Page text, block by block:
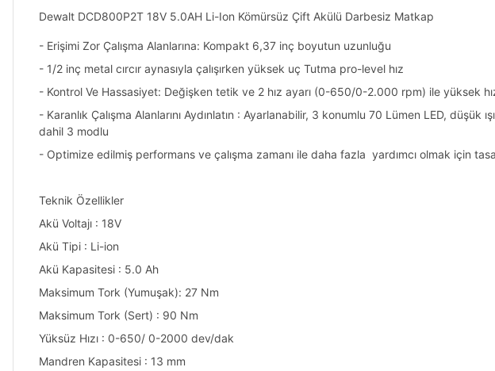
Dewalt DCD800P2T 18V 5.0AH Li-Ion Kömürsüz Çift Akülü Darbesiz Matkap
- Erişimi Zor Çalışma Alanlarına: Kompakt 6,37 inç boyutun uzunluğu
- 1/2 inç metal cırcır aynasıyla çalışırken yüksek uç Tutma pro-level hız
- Kontrol Ve Hassasiyet: Değişken tetik ve 2 hız ayarı (0-650/0-2.000 rpm) ile yüksek
- Karanlık Çalışma Alanlarını Aydınlatın : Ayarlanabilir, 3 konumlu 70 Lümen LED,
dahil 3 modlu
- Optimize edilmiş performans ve çalışma zamanı ile daha fazla yardımcı olmak için
Teknik Özellikler
Akü Voltajı : 18V
Akü Tipi : Li-ion
Akü Kapasitesi : 5.0 Ah
Maksimum Tork (Yumuşak): 27 Nm
Maksimum Tork (Sert) : 90 Nm
Yüksüz Hızı : 0-650/ 0-2000 dev/dak
Mandren Kapasitesi : 13 mm